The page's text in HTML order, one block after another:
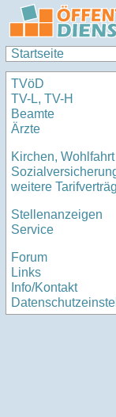
Startseite
TVöD
TV-L, TV-H
Beamte
Ärzte
Kirchen, Wohlfahrt
weitere
Stellenanzeigen
Service
Forum
Links
Info/Kontakt